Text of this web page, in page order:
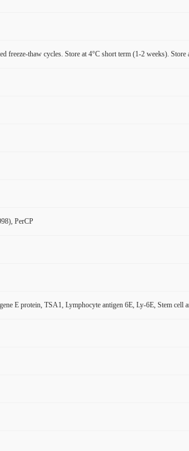
freeze-thaw cycles. Store at 4°C short term (1-2 weeks).
PerCP
E protein, TSA1, Lymphocyte antigen 6E, Ly-6E, Stem